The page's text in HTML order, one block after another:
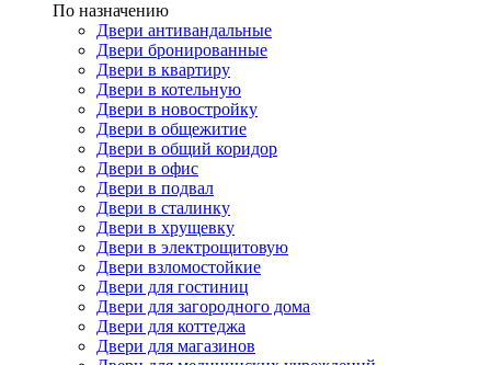
По назначению
Двери антивандальные
Двери бронированные
Двери в квартиру
Двери в котельную
Двери в новостройку
Двери в общежитие
Двери в общий коридор
Двери в офис
Двери в подвал
Двери в сталинку
Двери в хрущевку
Двери в электрощитовую
Двери взломостойкие
Двери для гостиниц
Двери для загородного дома
Двери для коттеджа
Двери для магазинов